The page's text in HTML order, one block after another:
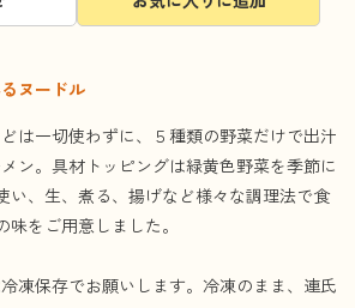
ヌードル
は一切使わずに、５種類の野菜だけで出汁
ン。具材トッピングは緑黄色野菜を季節に
い、生、煮る、揚げなど様々な調理法で食
をご用意しました。
凍保存でお願いします。冷凍のまま、連氏